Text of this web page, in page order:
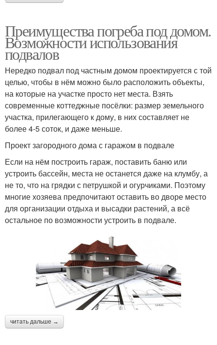
Преимущества погреба под домом.
Возможности использования
подвалов
Нередко подвал под частным домом проектируется с той
целью, чтобы в нём можно было расположить объекты,
на которые на участке просто нет места. Взять
современные коттеджные посёлки: размер земельного
участка, прилегающего к дому, в них составляет не
более 4-5 соток, и даже меньше.
Проект загородного дома с гаражом в подвале
Если на нём построить гараж, поставить баню или
устроить бассейн, места не останется даже на клумбу, а
не то, что на грядки с петрушкой и огурчиками. Поэтому
многие хозяева предпочитают оставить во дворе место
для организации отдыха и высадки растений, а всё
остальное по возможности устроить в подвале.
читать дальше →